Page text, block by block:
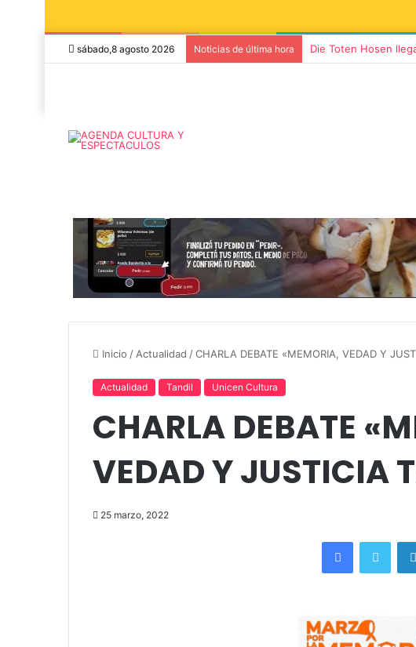
sábado,8 agosto 2026 Noticias de última hora Die Toten Hosen
Inicio / Actualidad /CHARLA DEBATE «MEMORIA, VEDAD Y
Actualidad Tandil Unicen Cultura
CHARLA DEBATE
VEDAD Y JUSTICIA
25 marzo, 2022
Miguel Ángel Solá y Mercedes
Funes llegan a Azul con la obra
7 noviembre, 2026
Sonares presentará
concierto de Navidad con